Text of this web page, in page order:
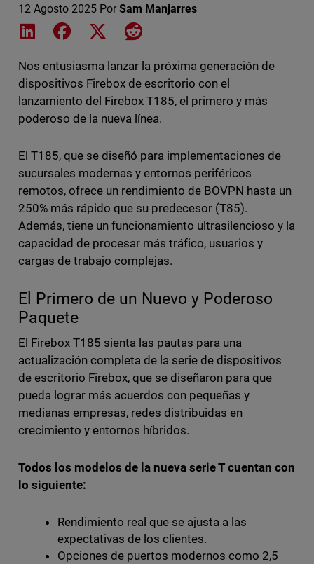
12 Agosto 2025 Por Sam Manjarres
Share on LinkedIn
Share on Facebook
Share on XShare on Reddit
Nos entusiasma lanzar la próxima generación de
dispositivos Firebox de escritorio con el
lanzamiento del Firebox T185, el primero y más
poderoso de la nueva línea.
El T185, que se diseñó para implementaciones de
sucursales modernas y entornos periféricos
remotos, ofrece un rendimiento de BOVPN hasta un
250% más rápido que su predecesor (T85).
Además, tiene un funcionamiento ultrasilencioso y la
capacidad de procesar más tráfico, usuarios y
cargas de trabajo complejas.
El Primero de un Nuevo y Poderoso
Paquete
El Firebox T185 sienta las pautas para una
actualización completa de la serie de dispositivos
de escritorio Firebox, que se diseñaron para que
pueda lograr más acuerdos con pequeñas y
medianas empresas, redes distribuidas en
crecimiento y entornos híbridos.
Todos los modelos de la nueva serie T cuentan con
lo siguiente:
Rendimiento real que se ajusta a las
expectativas de los clientes.
Opciones de puertos modernos como 2,5